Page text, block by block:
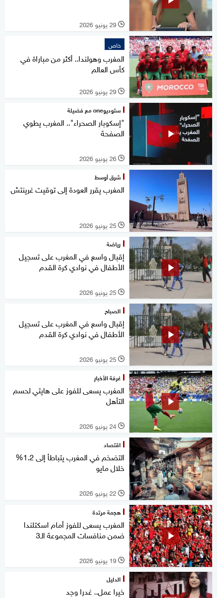
l 29 يونيو 2026
خاص
المغرب وهولندا.. أكثر من مباراة في
كأس العالم
l 29 يونيو 2026
ستوديوone مع فضيلة
"إسكوبار الصحراء".. المغرب يطوي
الصفحة
l 26 يونيو 2026
شرق أوسط
المغرب يقرر العودة إلى توقيت غرينتش
l 25 يونيو 2026
رياضة
إقبال واسع في المغرب على تسجيل
الأطفال في نوادي كرة القدم
l 25 يونيو 2026
الصباح
إقبال واسع في المغرب على تسجيل
الأطفال في نوادي كرة القدم
l 25 يونيو 2026
غرفة الأخبار
المغرب يسعى للفوز على هايتي لحسم
التأهل
l 24 يونيو 2026
اقتصاد
التضخم في المغرب يتباطأ إلى 1.2%
خلال مايو
l 22 يونيو 2026
هجمة مرتدة
المغرب يسعى للفوز أمام اسكتلندا
ضمن منافسات المجموعة الـ3
l 19 يونيو 2026
الدليل
خيرا عمل.. غدرا وجد